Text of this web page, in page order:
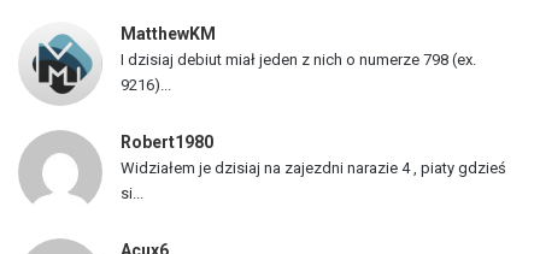
w
MatthewKM
I dzisiaj debiut miał jeden z nich o numerze 798 (ex.
9216)...
Robert1980
Widziałem je dzisiaj na zajezdni narazie 4 , piaty gdzieś
si...
Acux6